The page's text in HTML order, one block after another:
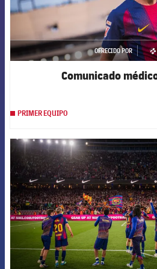
OFRECIDO POR
Comunicado
PRIMER EQUIPO
FCB